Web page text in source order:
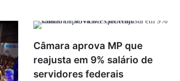
Câmara aprova MP que
reajusta em 9% salário de
servidores federais